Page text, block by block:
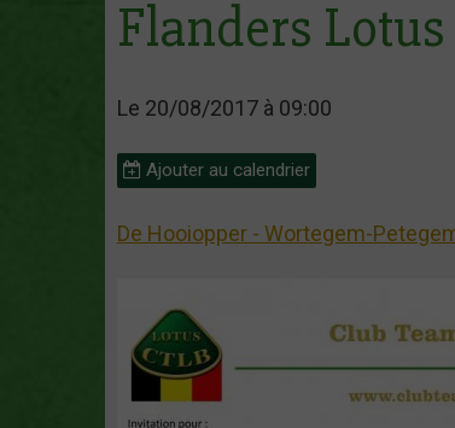
Flanders
Le 20/08/2017 à 09:00
Ajouter au calendrier
De Hooiopper - Wortegem-